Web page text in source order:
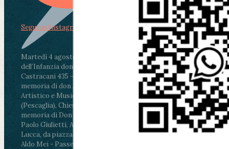
Martedì 4 agosto2026
ore 11:30 - Lucca, Scuola
dell’Infanzia don Aldo Mei - Viale Castruccio
Castracani 435 - Inaugurazione murales in
memoria di don Aldo Mei curato dal Liceo
Artistico e Musicale “Passaglia”
ore 18 - Fiano
(Pescaglia), Chiesa parrocchiale - Messa in
memoria di Don Aldo Mei celebrata da mons.
Paolo Giulietti, Arcivescovo di Lucca
ore 20.30 -
Lucca, da piazza San Michele al Cippo di don
Aldo Mei - Passeggiata della Memoria in alcuni
Segui su Instagram